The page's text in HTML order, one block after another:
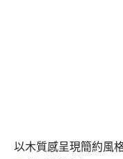
以木質感呈現簡約風